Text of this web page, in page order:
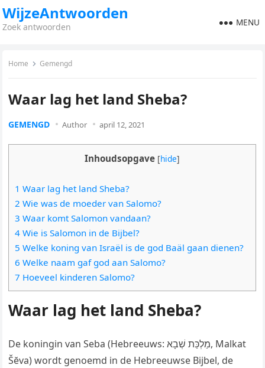
WijzeAntwoorden
Zoek antwoorden MENU
Home Gemengd
Waar lag het land Sheba?
GEMENGD Author april 12, 2021
Inhoudsopgave [hide]
1 Waar lag het land Sheba?
2 Wie was de moeder van Salomo?
3 Waar komt Salomon vandaan?
4 Wie is Salomon in de Bijbel?
5 Welke koning van Israël is de god Baäl gaan dienen?
6 Welke naam gaf god aan Salomo?
7 Hoeveel kinderen Salomo?
Waar lag het land Sheba?
De koningin van Seba (Hebreeuws: מַלְכַּת שְׁבָא, Malkat
Šĕva) wordt genoemd in de Hebreeuwse Bijbel, de